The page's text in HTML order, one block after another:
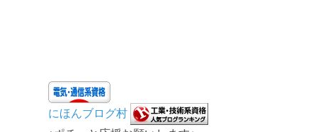
にほんブログ村